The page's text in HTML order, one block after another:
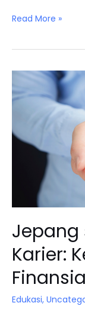
Read More »
Jepang
Karier:
Edukasi,
Jepang
sebagai
Destinasi
Keuntungan
secara
Finansial